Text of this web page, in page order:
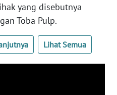
yang disebutnya
Toba Pulp.
Lihat Semua